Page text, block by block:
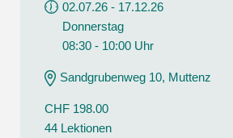
02.07.26 - 17.12.26
Donnerstag
08:30 - 10:00 Uhr
Sandgrubenweg 10, Muttenz
CHF 198.00
44 Lektionen